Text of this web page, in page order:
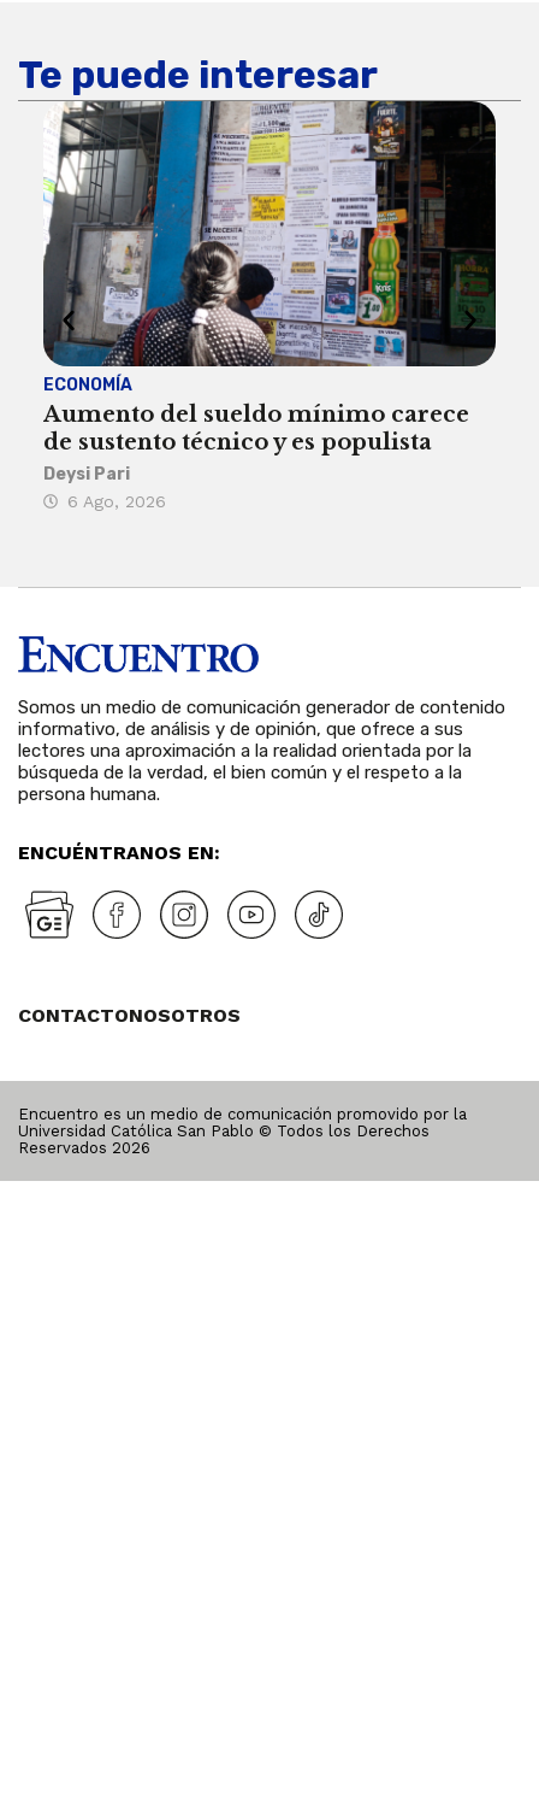
Te puede interesar
ECONOMÍA
Aumento del sueldo mínimo carece
de sustento técnico y es populista
Deysi Pari
6 Ago, 2026
Somos un medio de comunicación generador de contenido
informativo, de análisis y de opinión, que ofrece a sus
lectores una aproximación a la realidad orientada por la
búsqueda de la verdad, el bien común y el respeto a la
persona humana.
ENCUÉNTRANOS EN:
CONTACTONOSOTROS
Encuentro es un medio de comunicación promovido por la
Universidad Católica San Pablo © Todos los Derechos
Reservados 2026